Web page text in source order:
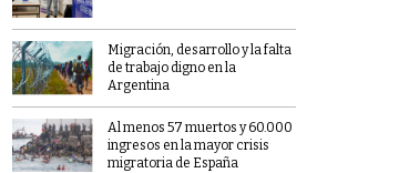
Migración, desarrollo y la falta
de trabajo digno en la
Argentina
Al menos 57 muertos y 60.000
ingresos en la mayor crisis
migratoria de España